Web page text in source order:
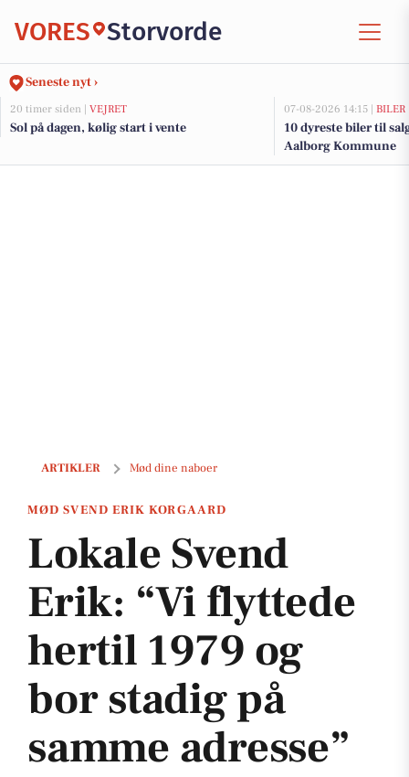
VORES Storvorde
Seneste nyt ›
20 timer siden | VEJRET
Sol på dagen, kølig start i vente
07-08-2026 14:15 | BILER
10 dyreste biler til
Aalborg Kommune
ARTIKLER Mød dine naboer
Lokale Svend Erik: “Vi flyttede hertil 1979 og bor stadig på samme
MØD SVEND ERIK KORGAARD
Lokale Svend
Erik: “Vi flyttede
hertil 1979 og
bor stadig på
samme adresse”